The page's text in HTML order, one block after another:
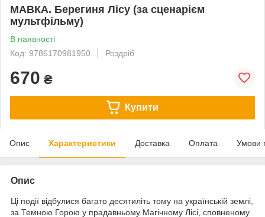
МАВКА. Берегиня Лісу (за сценарієм
мультфільму)
В наявності
Код: 9786170981950
Роздріб
670 ₴
Купити
Опис Характеристики Доставка Оплата Умови
Опис
Ці події відбулися багато десятиліть тому на українській землі,
за Темною Горою у прадавньому Магічному Лісі, сповненому